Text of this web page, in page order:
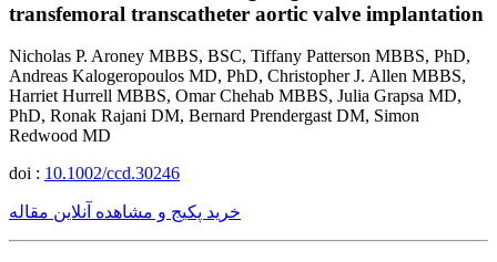
transfemoral transcatheter aortic valve implantation
Nicholas P. Aroney MBBS, BSC, Tiffany Patterson MBBS, PhD,
Andreas Kalogeropoulos MD, PhD, Christopher J. Allen MBBS,
Harriet Hurrell MBBS, Omar Chehab MBBS, Julia Grapsa MD,
PhD, Ronak Rajani DM, Bernard Prendergast DM, Simon
Redwood MD
doi : 10.1002/ccd.30246
خرید پکیج و مشاهده آنلاین مقاله